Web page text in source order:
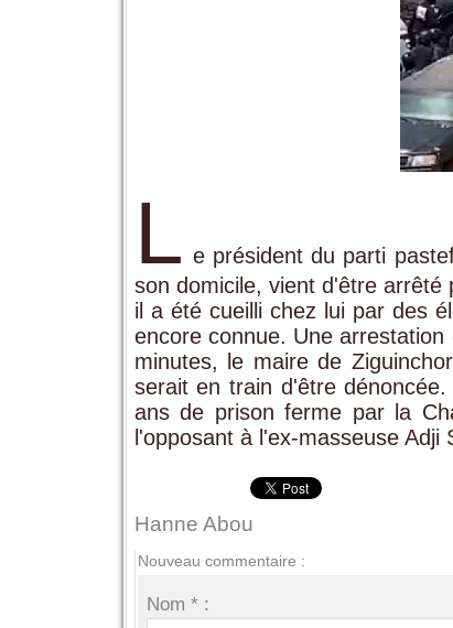
L e président du parti
son domicile, vient d'être
il a été cueilli chez lui par des
encore connue. Une
minutes, le maire de
serait en train d'être
ans de prison ferme par la
l'opposant à l'ex-masseuse Adji
Hanne Abou
Nouveau commentaire :
Nom * :